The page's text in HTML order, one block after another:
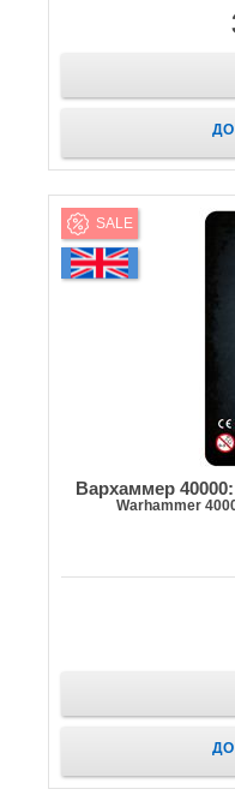
SALE
Вархаммер
Warhammer